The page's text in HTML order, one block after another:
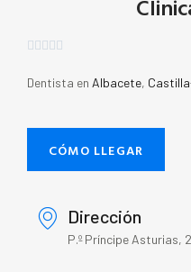
    
Dentista en Albacete,
CÓMO LLEGAR
Dirección
P.º Príncipe Asturias,